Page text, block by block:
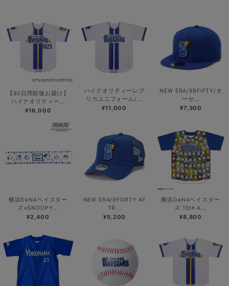
【80日間前後お届け】
ハイクオリティー...
¥16,000
ハイクオリティーレプ
リカユニフォーム/...
¥11,000
NEW ERA/59FIFTY/オ
ーセ...
¥7,300
横浜DeNAベイスター
ズ×SNOOPY...
¥2,400
NEW ERA/9FORTY AF
TR...
¥5,200
横浜DeNAベイスター
ズ 15th A...
¥8,800